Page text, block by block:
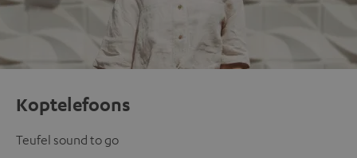
Koptelefoons
Teufel sound to go